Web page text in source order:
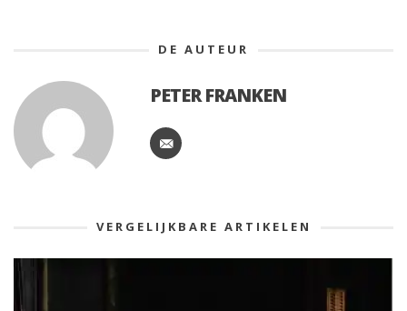
DE AUTEUR
PETER FRANKEN
VERGELIJKBARE ARTIKELEN